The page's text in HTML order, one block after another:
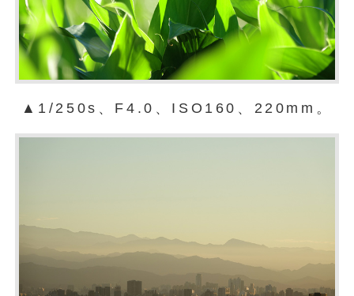
▲1/250s、F4.0、ISO160、220mm。